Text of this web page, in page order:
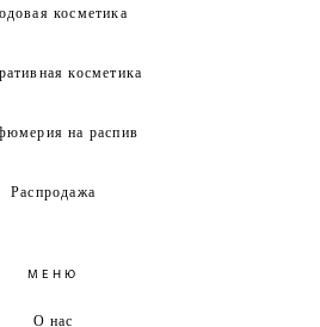
косметика
косметика
на распив
Распродажа
МЕНЮ
О нас